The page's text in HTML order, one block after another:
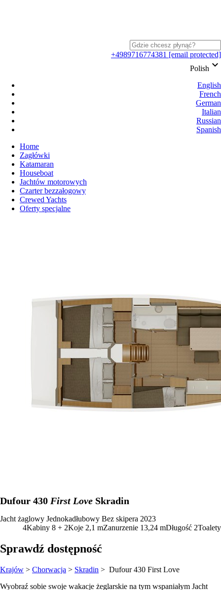
+4989716774381 [email protected]
Polish keyboard_arrow_down
English
French
German
Italian
Russian
Spanish
Home
Zagłówki
Katamaran
Houseboat
Jachtów motorowych
Czarter bezzałogowy
Crewed Yachts
Oferty specjalne
Dufour 430 First Love Skradin
Jacht żaglowy Jednokadłubowy Bez skipera 2023
4Kabiny 8 + 2Koje 2,1 mZanurzenie 13,24 mDługość 2Toalety
Sprawdź dostępność
Krajów > Chorwacja > Skradin > Dufour 430 First Love
Wyobraź sobie swoje wakacje żeglarskie na tym wspaniałym Jacht